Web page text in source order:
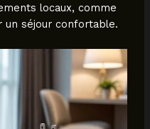
locaux, comme
un séjour confortable.